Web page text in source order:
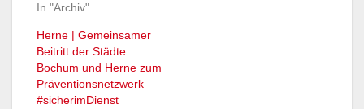
In "Archiv"
Herne | Gemeinsamer
Beitritt der Städte
Bochum und Herne zum
Präventionsnetzwerk
#sicherimDienst